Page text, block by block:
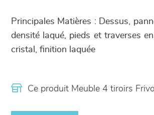
Principales Matières : Dessus,
densité laqué, pieds et traverses
cristal, finition laquée
Ce produit Meuble 4 tiroirs